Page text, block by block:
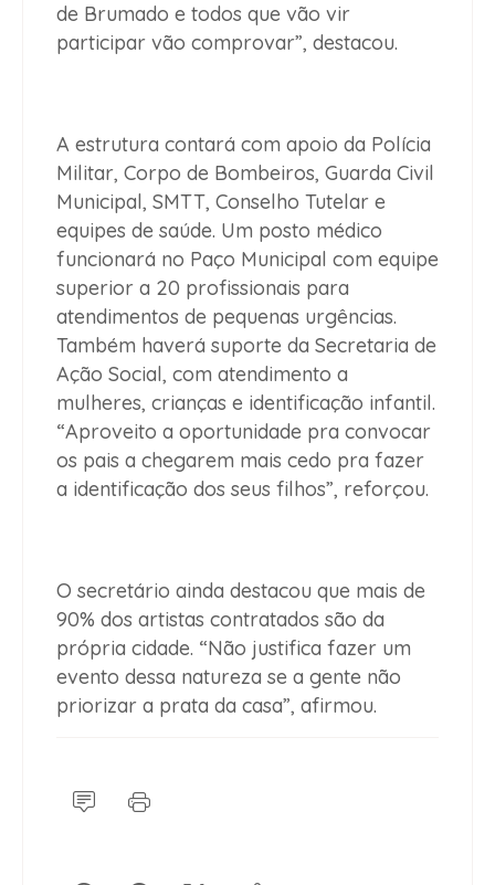
de Brumado e todos que vão vir
participar vão comprovar”, destacou.
A estrutura contará com apoio da Polícia
Militar, Corpo de Bombeiros, Guarda Civil
Municipal, SMTT, Conselho Tutelar e
equipes de saúde. Um posto médico
funcionará no Paço Municipal com equipe
superior a 20 profissionais para
atendimentos de pequenas urgências.
Também haverá suporte da Secretaria de
Ação Social, com atendimento a
mulheres, crianças e identificação infantil.
“Aproveito a oportunidade pra convocar
os pais a chegarem mais cedo pra fazer
a identificação dos seus filhos”, reforçou.
O secretário ainda destacou que mais de
90% dos artistas contratados são da
própria cidade. “Não justifica fazer um
evento dessa natureza se a gente não
priorizar a prata da casa”, afirmou.